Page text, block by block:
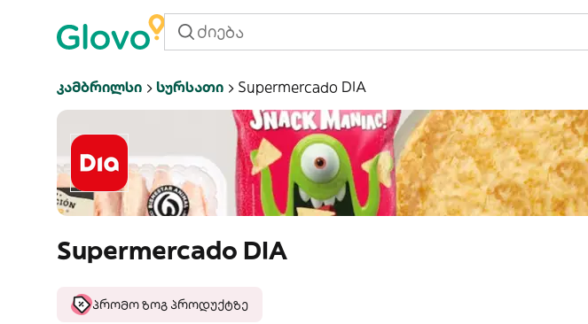
Კამბრილსი Სურსათი Supermercado DIA
Supermercado DIA
პრომო ზოგ პროდუქტზე